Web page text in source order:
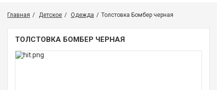
Главная Детское Одежда Толстовка Бомбер черная
ТОЛСТОВКА БОМБЕР ЧЕРНАЯ